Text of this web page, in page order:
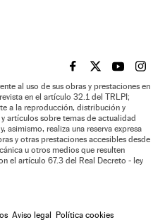
EL PAÍS BRASIL EN
EL PAÍSEL PAÍS
EL
al uso de sus obras y prestaciones en
en el artículo 32.1 del TRLPI;
a la reproducción, distribución y
artículos sobre temas de actualidad
asimismo, realiza una reserva expresa
y otras prestaciones accesibles desde
u otros medios que resulten
el artículo 67.3 del Real Decreto - ley
Aviso legal Política cookies